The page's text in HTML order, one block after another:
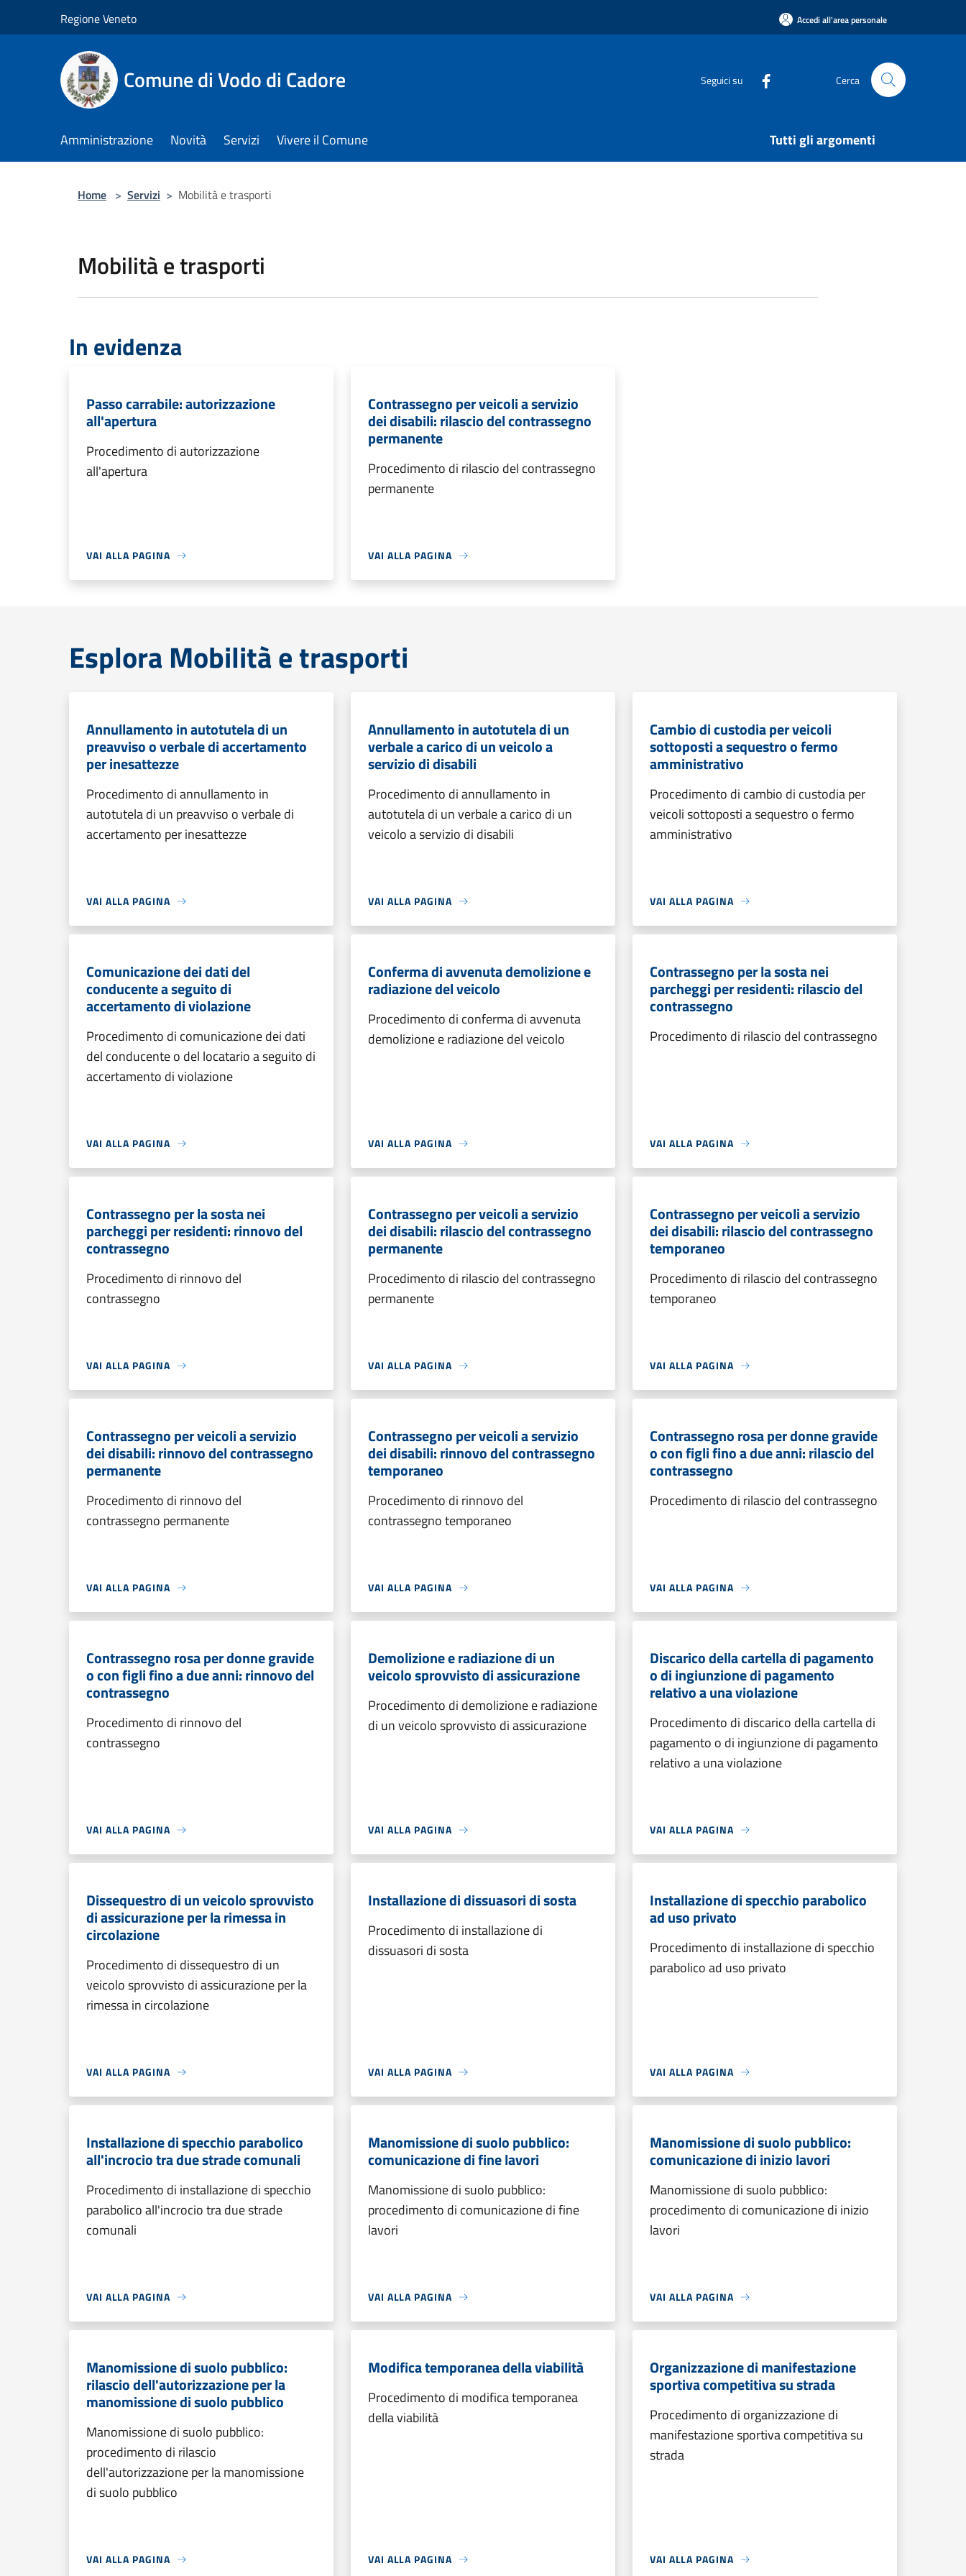
Regione Veneto Accedi all'area personale
Comune di Vodo di Cadore Seguici su Cerca
Amministrazione Novità Servizi Vivere il Comune Tutti gli argomenti
Home > Servizi > Mobilità e trasporti
Mobilità e trasporti
In evidenza
Passo carrabile: autorizzazione
all'apertura
Procedimento di autorizzazione
all'apertura
VAI ALLA PAGINA
Contrassegno per veicoli a servizio
dei disabili: rilascio del contrassegno
permanente
Procedimento di rilascio del contrassegno
permanente
VAI ALLA PAGINA
Esplora Mobilità e trasporti
Annullamento in autotutela di un
preavviso o verbale di accertamento
per inesattezze
Procedimento di annullamento in
autotutela di un preavviso o verbale di
accertamento per inesattezze
VAI ALLA PAGINA
Annullamento in autotutela di un
verbale a carico di un veicolo a
servizio di disabili
Procedimento di annullamento in
autotutela di un verbale a carico di un
veicolo a servizio di disabili
VAI ALLA PAGINA
Cambio di custodia per veicoli
sottoposti a sequestro o fermo
amministrativo
Procedimento di cambio di custodia per
veicoli sottoposti a sequestro o fermo
amministrativo
VAI ALLA PAGINA
Comunicazione dei dati del
conducente a seguito di
accertamento di violazione
Procedimento di comunicazione dei dati
del conducente o del locatario a seguito di
accertamento di violazione
VAI ALLA PAGINA
Conferma di avvenuta demolizione e
radiazione del veicolo
Procedimento di conferma di avvenuta
demolizione e radiazione del veicolo
VAI ALLA PAGINA
Contrassegno per la sosta nei
parcheggi per residenti: rilascio del
contrassegno
Procedimento di rilascio del contrassegno
VAI ALLA PAGINA
Contrassegno per la sosta nei
parcheggi per residenti: rinnovo del
contrassegno
Procedimento di rinnovo del
contrassegno
VAI ALLA PAGINA
Contrassegno per veicoli a servizio
dei disabili: rilascio del contrassegno
permanente
Procedimento di rilascio del contrassegno
permanente
VAI ALLA PAGINA
Contrassegno per veicoli a servizio
dei disabili: rilascio del contrassegno
temporaneo
Procedimento di rilascio del contrassegno
temporaneo
VAI ALLA PAGINA
Contrassegno per veicoli a servizio
dei disabili: rinnovo del contrassegno
permanente
Procedimento di rinnovo del
contrassegno permanente
VAI ALLA PAGINA
Contrassegno per veicoli a servizio
dei disabili: rinnovo del contrassegno
temporaneo
Procedimento di rinnovo del
contrassegno temporaneo
VAI ALLA PAGINA
Contrassegno rosa per donne gravide
o con figli fino a due anni: rilascio del
contrassegno
Procedimento di rilascio del contrassegno
VAI ALLA PAGINA
Contrassegno rosa per donne gravide
o con figli fino a due anni: rinnovo del
contrassegno
Procedimento di rinnovo del
contrassegno
VAI ALLA PAGINA
Demolizione e radiazione di un
veicolo sprovvisto di assicurazione
Procedimento di demolizione e radiazione
di un veicolo sprovvisto di assicurazione
VAI ALLA PAGINA
Discarico della cartella di pagamento
o di ingiunzione di pagamento
relativo a una violazione
Procedimento di discarico della cartella di
pagamento o di ingiunzione di pagamento
relativo a una violazione
VAI ALLA PAGINA
Dissequestro di un veicolo sprovvisto
di assicurazione per la rimessa in
circolazione
Procedimento di dissequestro di un
veicolo sprovvisto di assicurazione per la
rimessa in circolazione
VAI ALLA PAGINA
Installazione di dissuasori di sosta
Procedimento di installazione di
dissuasori di sosta
VAI ALLA PAGINA
Installazione di specchio parabolico
ad uso privato
Procedimento di installazione di specchio
parabolico ad uso privato
VAI ALLA PAGINA
Installazione di specchio parabolico
all'incrocio tra due strade comunali
Procedimento di installazione di specchio
parabolico all'incrocio tra due strade
comunali
VAI ALLA PAGINA
Manomissione di suolo pubblico:
comunicazione di fine lavori
Manomissione di suolo pubblico:
procedimento di comunicazione di fine
lavori
VAI ALLA PAGINA
Manomissione di suolo pubblico:
comunicazione di inizio lavori
Manomissione di suolo pubblico:
procedimento di comunicazione di inizio
lavori
VAI ALLA PAGINA
Manomissione di suolo pubblico:
rilascio dell'autorizzazione per la
manomissione di suolo pubblico
Manomissione di suolo pubblico:
procedimento di rilascio
dell'autorizzazione per la manomissione
di suolo pubblico
VAI ALLA PAGINA
Modifica temporanea della viabilità
Procedimento di modifica temporanea
della viabilità
VAI ALLA PAGINA
Organizzazione di manifestazione
sportiva competitiva su strada
Procedimento di organizzazione di
manifestazione sportiva competitiva su
strada
VAI ALLA PAGINA